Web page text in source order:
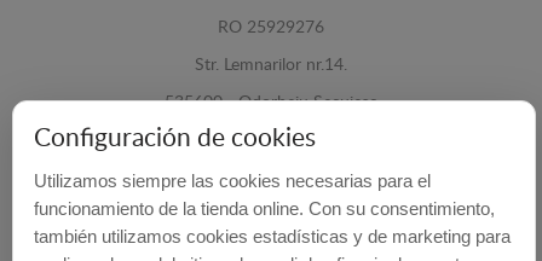
RO 25929276
Str. Lemnarilor nr.14.
535600 - Odorheiu Secuiesc
Harghita, Romania
E-mail: info@cubrecarter.com
www.cubrecarter.com
Configuración de cookies
Utilizamos siempre las cookies necesarias para el
funcionamiento de la tienda online. Con su consentimiento,
también utilizamos cookies estadísticas y de marketing para